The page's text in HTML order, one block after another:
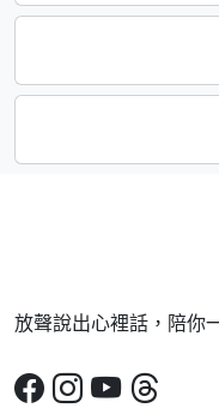
放聲說出心裡話，陪你